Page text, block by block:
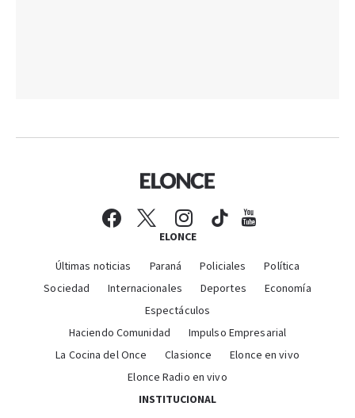
ELONCE
Últimas noticias Paraná Policiales
Política
Sociedad
Internacionales Deportes
Economía
Espectáculos
Haciendo Comunidad
Impulso Empresarial
La Cocina del Once
Clasionce
Elonce en vivo
Elonce Radio en vivo
INSTITUCIONAL